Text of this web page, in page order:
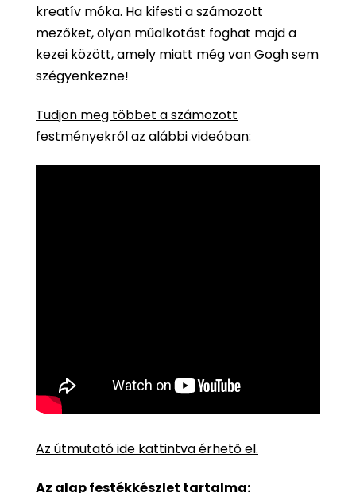
kreatív móka. Ha kifesti a számozott
mezőket, olyan műalkotást foghat majd a
kezei között, amely miatt még van Gogh sem
szégyenkezne!
Tudjon meg többet a számozott
festményekről az alábbi videóban:
Az útmutató ide kattintva érhető el.
Az alap festékkészlet tartalma: